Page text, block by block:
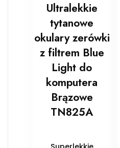
Ultralekkie
tytanowe
okulary zerówki
z filtrem Blue
Light do
komputera
Brązowe
TN825A